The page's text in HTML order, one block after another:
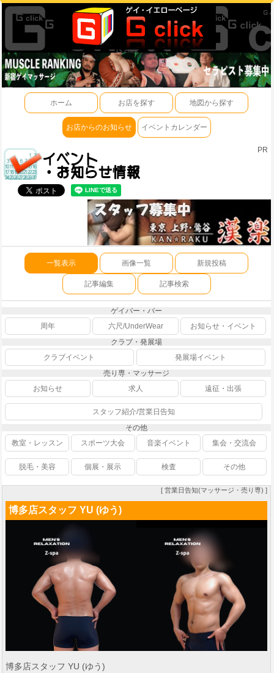
ホーム お店を探す 地図から探す
お店からのお知らせ イベントカレンダー
PR
一覧表示 画像一覧 新規投稿
記事編集 記事検索
ゲイバー・バー
周年
六尺/UnderWear
お知らせ・イベント
クラブ・発展場
クラブイベント
発展場イベント
売り専・マッサージ
お知らせ
求人 遠征・出張
スタッフ紹介/営業日告知
その他
教室・レッスン
スポーツ大会 音楽イベント 集会・交流会
脱毛・美容 個展・展示 検査 その他
[ 営業日告知(マッサージ・売り専) ]
博多店スタッフ YU (ゆう)
博多店スタッフ YU (ゆう)